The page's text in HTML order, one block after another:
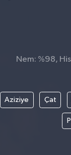
Nem: %98,
Aziziye Çat